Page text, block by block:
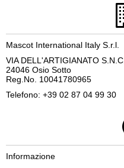
Mascot International Italy S.r.l.
VIA DELL'ARTIGIANATO S.N.C.
24046 Osio Sotto
Reg.No. 10041780965
Telefono: +39 02 87 04 99 30
Informazione